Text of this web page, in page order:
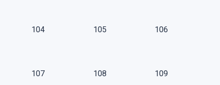
104 105 106
107 108 109